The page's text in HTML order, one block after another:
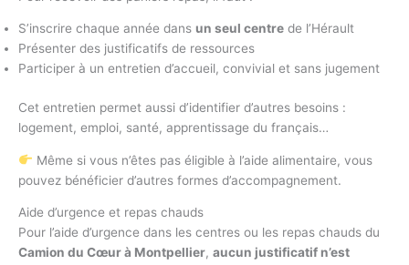
S’inscrire chaque année dans un seul centre de l’Hérault
Présenter des justificatifs de ressources
Participer à un entretien d’accueil, convivial et sans jugement
Cet entretien permet aussi d’identifier d’autres besoins :
logement, emploi, santé, apprentissage du français…
Même si vous n’êtes pas éligible à l’aide alimentaire, vous
pouvez bénéficier d’autres formes d’accompagnement.
Aide d’urgence et repas chauds
Pour l’aide d’urgence dans les centres ou les repas chauds du
Camion du Cœur à Montpellier, aucun justificatif n’est